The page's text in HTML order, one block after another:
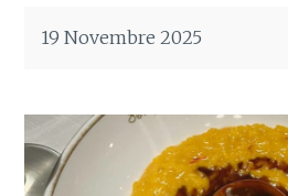
19 Novembre 2025